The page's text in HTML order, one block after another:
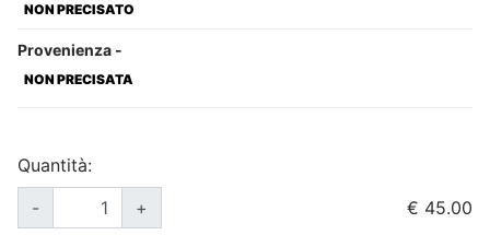
NON PRECISATO
Provenienza -
NON PRECISATA
Quantità:
-
+ € 45.00